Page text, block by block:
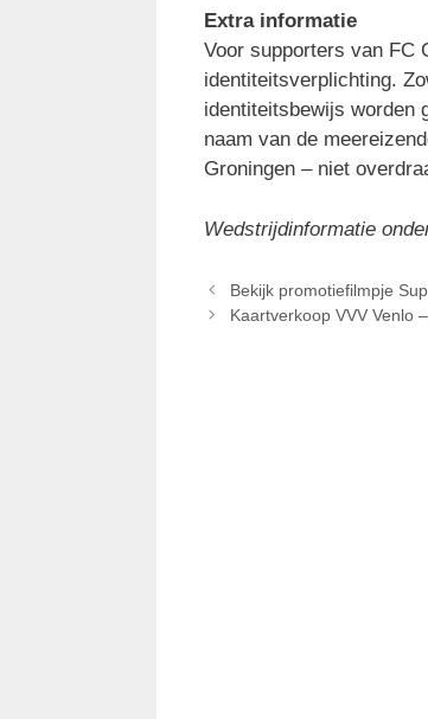
Extra informatie
Voor supporters van FC
identiteitsverplichting.
identiteitsbewijs worden
naam van de
Groningen – niet
Wedstrijdinformatie
Bekijk promotiefilmpje
Kaartverkoop VVV Venlo